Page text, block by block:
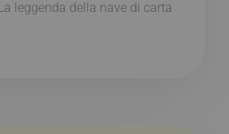
leggenda della nave di carta